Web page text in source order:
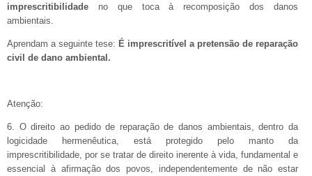
imprescritibilidade no que toca à recomposição dos danos
ambientais.
Aprendam a seguinte tese: É imprescritível a pretensão de reparação
civil de dano ambiental.
Atenção:
6. O direito ao pedido de reparação de danos ambientais, dentro da
logicidade hermenêutica, está protegido pelo manto da
imprescritibilidade, por se tratar de direito inerente à vida, fundamental e
essencial à afirmação dos povos, independentemente de não estar